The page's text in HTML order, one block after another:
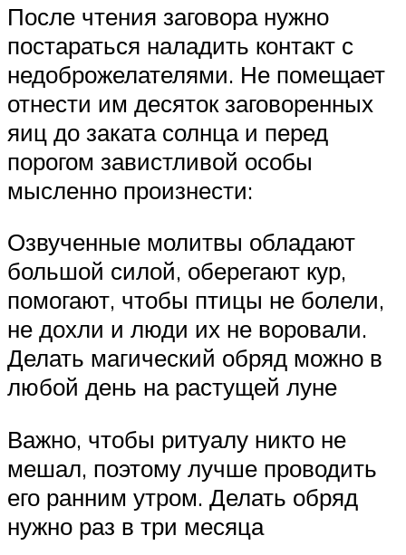
После чтения заговора нужно
постараться наладить контакт с
недоброжелателями. Не помещает
отнести им десяток заговоренных
яиц до заката солнца и перед
порогом завистливой особы
мысленно произнести:
Озвученные молитвы обладают
большой силой, оберегают кур,
помогают, чтобы птицы не болели,
не дохли и люди их не воровали.
Делать магический обряд можно в
любой день на растущей луне
Важно, чтобы ритуалу никто не
мешал, поэтому лучше проводить
его ранним утром. Делать обряд
нужно раз в три месяца